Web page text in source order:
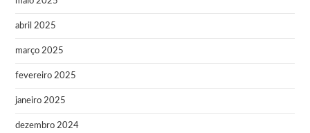
abril 2025
março 2025
fevereiro 2025
janeiro 2025
dezembro 2024